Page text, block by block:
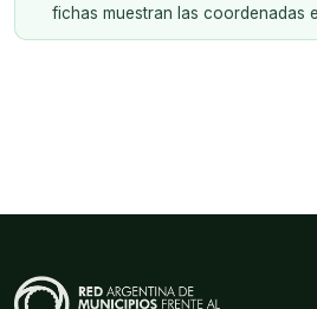
fichas muestran las coordenadas